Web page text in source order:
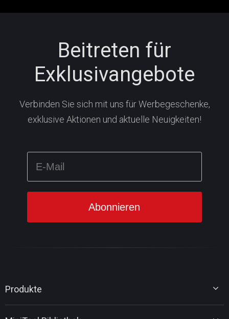
Beitreten für
Exklusivangebote
Verbinden Sie sich mit uns für Werbegeschenke,
exklusive Aktionen und aktuelle Neuigkeiten!
Produkte